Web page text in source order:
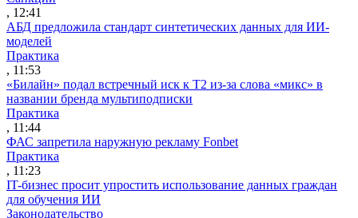
, 12:41
АБД предложила стандарт синтетических данных для ИИ-
моделей
Практика
, 11:53
«Билайн» подал встречный иск к Т2 из-за слова «микс» в
названии бренда мультиподписки
Практика
, 11:44
ФАС запретила наружную рекламу Fonbet
Практика
, 11:23
IT-бизнес просит упростить использование данных граждан
для обучения ИИ
Законодательство